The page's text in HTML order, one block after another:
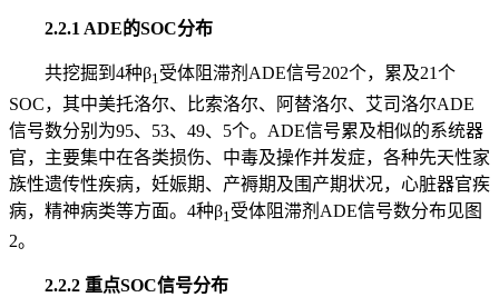
2.2.1 ADE的SOC分布
共挖掘到4种β1受体阻滞剂ADE信号202个，累及21个
SOC，其中美托洛尔、比索洛尔、阿替洛尔、艾司洛尔ADE
信号数分别为95、53、49、5个。ADE信号累及相似的系统器
官，主要集中在各类损伤、中毒及操作并发症，各种先天性家
族性遗传性疾病，妊娠期、产褥期及围产期状况，心脏器官疾
病，精神病类等方面。4种β1 受体阻滞剂ADE信号数分布见图
2。
2.2.2 重点SOC信号分布